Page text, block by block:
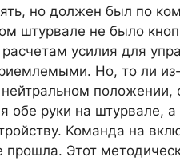
но должен был по
штурвале не было
усилия для
Но, то ли из-
обе руки на штурвале,
Команда на
прошла. Этот